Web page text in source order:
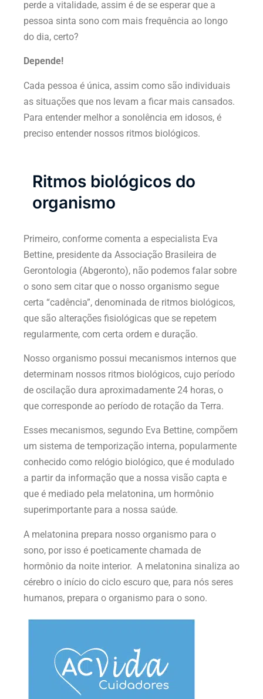
perde a vitalidade, assim é de se esperar que a
pessoa sinta sono com mais frequência ao longo
do dia, certo?
Depende!
Cada pessoa é única, assim como são individuais
as situações que nos levam a ficar mais cansados.
Para entender melhor a sonolência em idosos, é
preciso entender nossos ritmos biológicos.
Ritmos biológicos do
organismo
Primeiro, conforme comenta a especialista Eva
Bettine, presidente da Associação Brasileira de
Gerontologia (Abgeronto), não podemos falar sobre
o sono sem citar que o nosso organismo segue
certa “cadência”, denominada de ritmos biológicos,
que são alterações fisiológicas que se repetem
regularmente, com certa ordem e duração.
Nosso organismo possui mecanismos internos que
determinam nossos ritmos biológicos, cujo período
de oscilação dura aproximadamente 24 horas, o
que corresponde ao período de rotação da Terra.
Esses mecanismos, segundo Eva Bettine, compõem
um sistema de temporização interna, popularmente
conhecido como relógio biológico, que é modulado
a partir da informação que a nossa visão capta e
que é mediado pela melatonina, um hormônio
superimportante para a nossa saúde.
A melatonina prepara nosso organismo para o
sono, por isso é poeticamente chamada de
hormônio da noite interior. A melatonina sinaliza ao
cérebro o início do ciclo escuro que, para nós seres
humanos, prepara o organismo para o sono.